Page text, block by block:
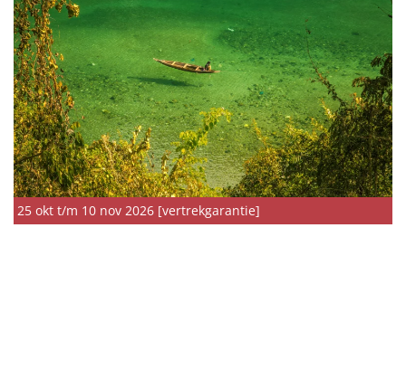
25 okt t/m 10 nov 2026 [vertrekgarantie]